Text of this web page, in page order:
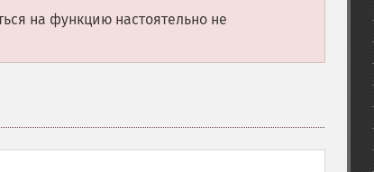
на функцию настоятельно не